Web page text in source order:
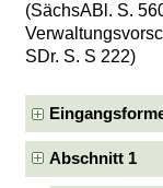
(SächsABl. S.
SDr. S. S 222)
Abschnitt 1